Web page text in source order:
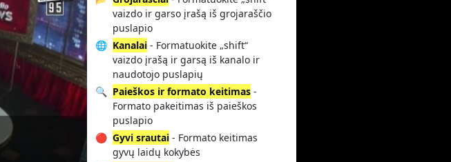
vaizdo ir garso įrašą iš grojaraščio
puslapio
🌐 Kanalai - Formatuokite „shift“
vaizdo įrašą ir garsą iš kanalo ir
naudotojo puslapių
🔍 Paieškos ir formato keitimas -
Formato pakeitimas iš paieškos
puslapio
🔴 Gyvi srautai - Formato keitimas
gyvų laidų kokybės